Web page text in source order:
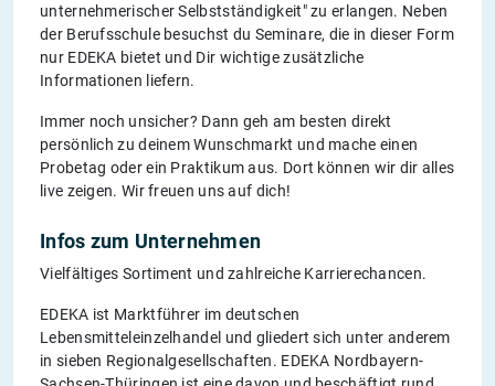
unternehmerischer Selbstständigkeit" zu erlangen. Neben
der Berufsschule besuchst du Seminare, die in dieser Form
nur EDEKA bietet und Dir wichtige zusätzliche
Informationen liefern.
Immer noch unsicher? Dann geh am besten direkt
persönlich zu deinem Wunschmarkt und mache einen
Probetag oder ein Praktikum aus. Dort können wir dir alles
live zeigen. Wir freuen uns auf dich!
Infos zum Unternehmen
Vielfältiges Sortiment und zahlreiche Karrierechancen.
EDEKA ist Marktführer im deutschen
Lebensmitteleinzelhandel und gliedert sich unter anderem
in sieben Regionalgesellschaften. EDEKA Nordbayern-